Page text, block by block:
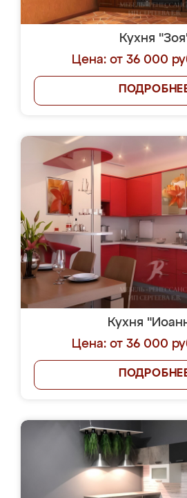
Кухня
Цена: от 36 000
Кухня
Цена: от 36 000